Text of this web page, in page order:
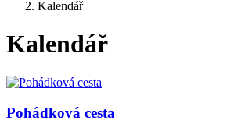
Kalendář
Kalendář
Pohádková cesta